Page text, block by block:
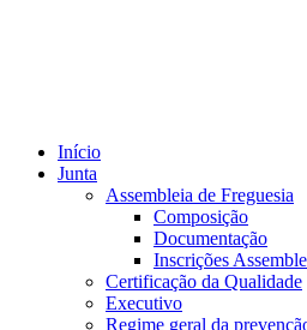
Início
Junta
Assembleia de Freguesia
Composição
Documentação
Inscrições
Certificação da Qualidade
Executivo
Regime geral da